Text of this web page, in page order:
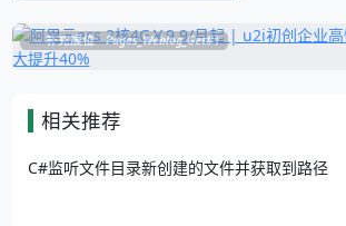
补充展位 Pages_Weblog_Get#1
相关推荐
C#监听文件目录新创建的文件并获取到路径